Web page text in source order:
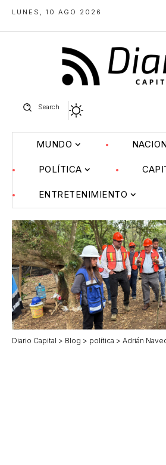
LUNES, 10 AGO 2026
Search
MUNDO
POLÍTICA
ENTRETENIMIENTO
Diario Capital > Blog > política > Adrián Naveda respalda preservación